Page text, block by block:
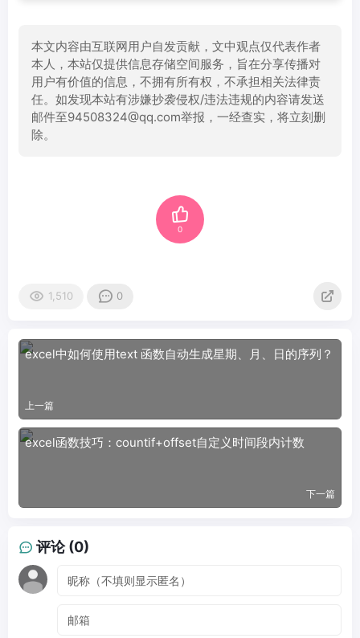
本文内容由互联网用户自发贡献，文中观点仅代表作者
本人，本站仅提供信息存储空间服务，旨在分享传播对
用户有价值的信息，不拥有所有权，不承担相关法律责
任。如发现本站有涉嫌抄袭侵权/违法违规的内容请发送
邮件至94508324@qq.com举报，一经查实，将立刻删
除。
0
1,510 0
excel中如何使用text 函数自动生成星期、月、日的序列？
上一篇
excel函数技巧：countif+offset自定义时间段内计数
下一篇
评论 (0)